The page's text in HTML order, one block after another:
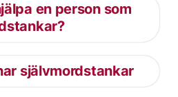
en person som
självmordstankar